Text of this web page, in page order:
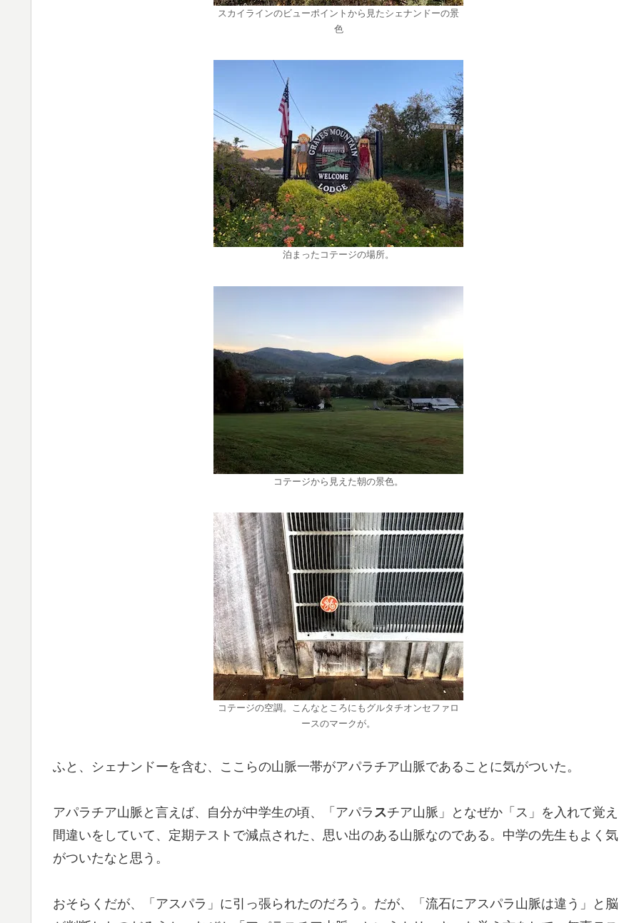
スカイラインのビューポイントから見たシェナンドーの景
色
泊まったコテージの場所。
コテージから見えた朝の景色。
コテージの空調。こんなところにもグルタチオンセファロ
ースのマークが。
ふと、シェナンドーを含む、ここらの山脈一帯がアパラチア山脈であることに気がついた。
アパラチア山脈と言えば、自分が中学生の頃、「アパラ スチア山脈」となぜか「ス」を入れて覚え
間違いをしていて、定期テストで減点された、思い出のある山脈なのである。中学の先生もよく気
がついたなと思う。
おそらくだが、「アスパラ」に引っ張られたのだろう。だが、「流石にアスパラ山脈は違う」と脳